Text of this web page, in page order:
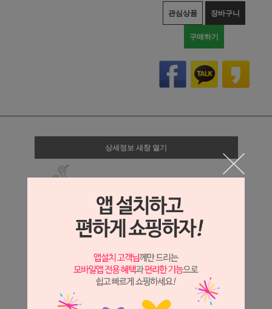
관심상품 장바구니
구매하기
상세정보 새창 열기